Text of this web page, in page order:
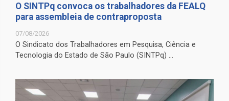
O SINTPq convoca os trabalhadores da FEALQ
para assembleia de contraproposta
07/08/2026
O Sindicato dos Trabalhadores em Pesquisa, Ciência e
Tecnologia do Estado de São Paulo (SINTPq) ...